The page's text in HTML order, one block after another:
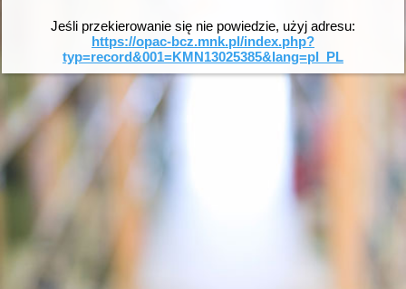
Jeśli przekierowanie się nie powiedzie, użyj adresu:
https://opac-bcz.mnk.pl/index.php?
typ=record&001=KMN13025385&lang=pl_PL